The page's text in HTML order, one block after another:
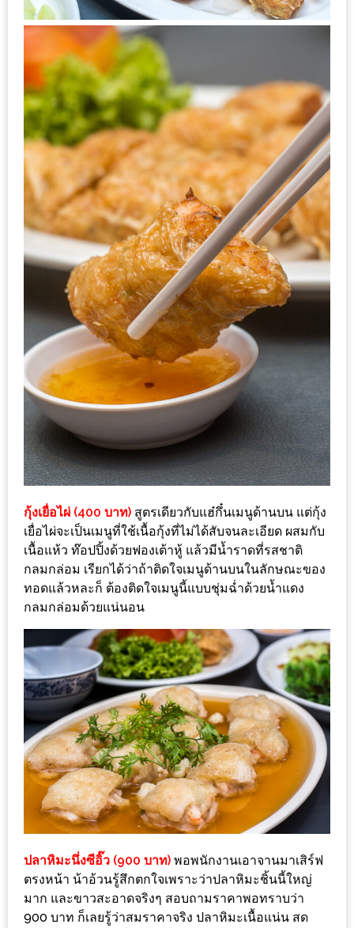
แรม
ลิ
เดย์
อินน์
เชียงใหม่
PANDA
TIME
:
ทำไม
เรา
ไม่
ทำ
อาหาร
ทาน
เอง?
TOP
10
รีวิว
อาหาร
ที่
เข้า
ชม
มาก
ที่สุด
ประจำ
ปี
2557
กิจกรรม
ชิง
รางวัล
กับ
สมาชิก
ENEWS
น้า
อ้วน
ชวน
กุ้งเยื่อไผ่ (400 บาท) สูตรเดียวกับแฮ๋กึ๋นเมนูด้านบน แต่กุ้ง
เยื่อไผ่จะเป็นเมนูที่ใช้เนื้อกุ้งที่ไม่ได้สับจนละเอียด ผสมกับ
เนื้อแห้ว ท๊อปปิ้งด้วยฟองเต้าหู้ แล้วมีน้ำราดที่รสชาติ
กลมกล่อม เรียกได้ว่าถ้าติดใจเมนูด้านบนในลักษณะของ
ทอดแล้วหละก็ ต้องติดใจเมนูนี้แบบชุ่มฉ่ำด้วยน้ำแดง
กลมกล่อมด้วยแน่นอน
ปลาหิมะนึ่งซีอิ๊ว (900 บาท) พอพนักงานเอาจานมาเสิร์ฟ
ตรงหน้า น้าอ้วนรู้สึกตกใจเพราะว่าปลาหิมะชิ้นนี้ใหญ่
มาก และขาวสะอาดจริงๆ สอบถามราคาพอทราบว่า
900 บาท ก็เลยรู้ว่าสมราคาจริง ปลาหิมะเนื้อแน่น สด